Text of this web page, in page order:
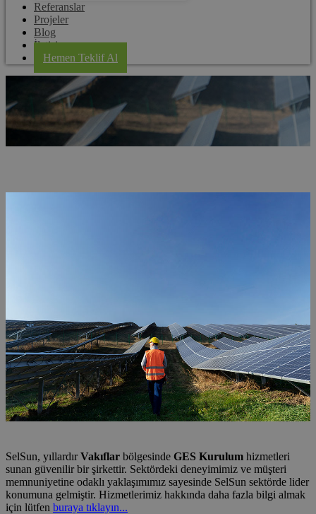
Referanslar
Projeler
Blog
İletişim
Hemen Teklif Al
SelSun, yıllardırVakıflar bölgesinde GES Kurulum hizmetleri
sunan güvenilir bir şirkettir. Sektördeki deneyimimiz ve müşteri
memnuniyetine odaklı yaklaşımımız sayesinde SelSun sektörde lider
konumuna gelmiştir. Hizmetlerimiz hakkında daha fazla bilgi almak
için lütfen buraya tıklayın...